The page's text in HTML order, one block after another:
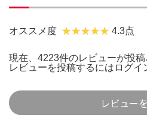
オススメ度 4.3点
現在、4223件のレビューが投稿
レビューを投稿するには ログイ
レビュー